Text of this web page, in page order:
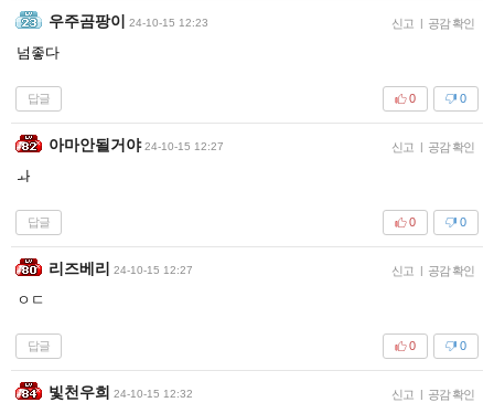
우주곰팡이 24-10-15 12:23 신고 | 공감 확인
넘좋다
답글 0
0
아마안될거야 24-10-15 12:27 신고 | 공감 확인
ㅘ
답글 0
0
리즈베리 24-10-15 12:27 신고 | 공감 확인
ㅇㄷ
답글 0
0
빛천우희 24-10-15 12:32 신고 | 공감 확인